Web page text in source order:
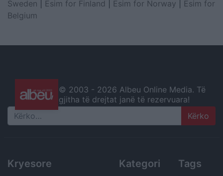
Sweden
Esim for Finland Esim for Norway
Esim for
Belgium
© 2003 - 2026 Albeu Online Media. Të
gjitha të drejtat janë të rezervuara!
Search
Kryesore Kategori Tags